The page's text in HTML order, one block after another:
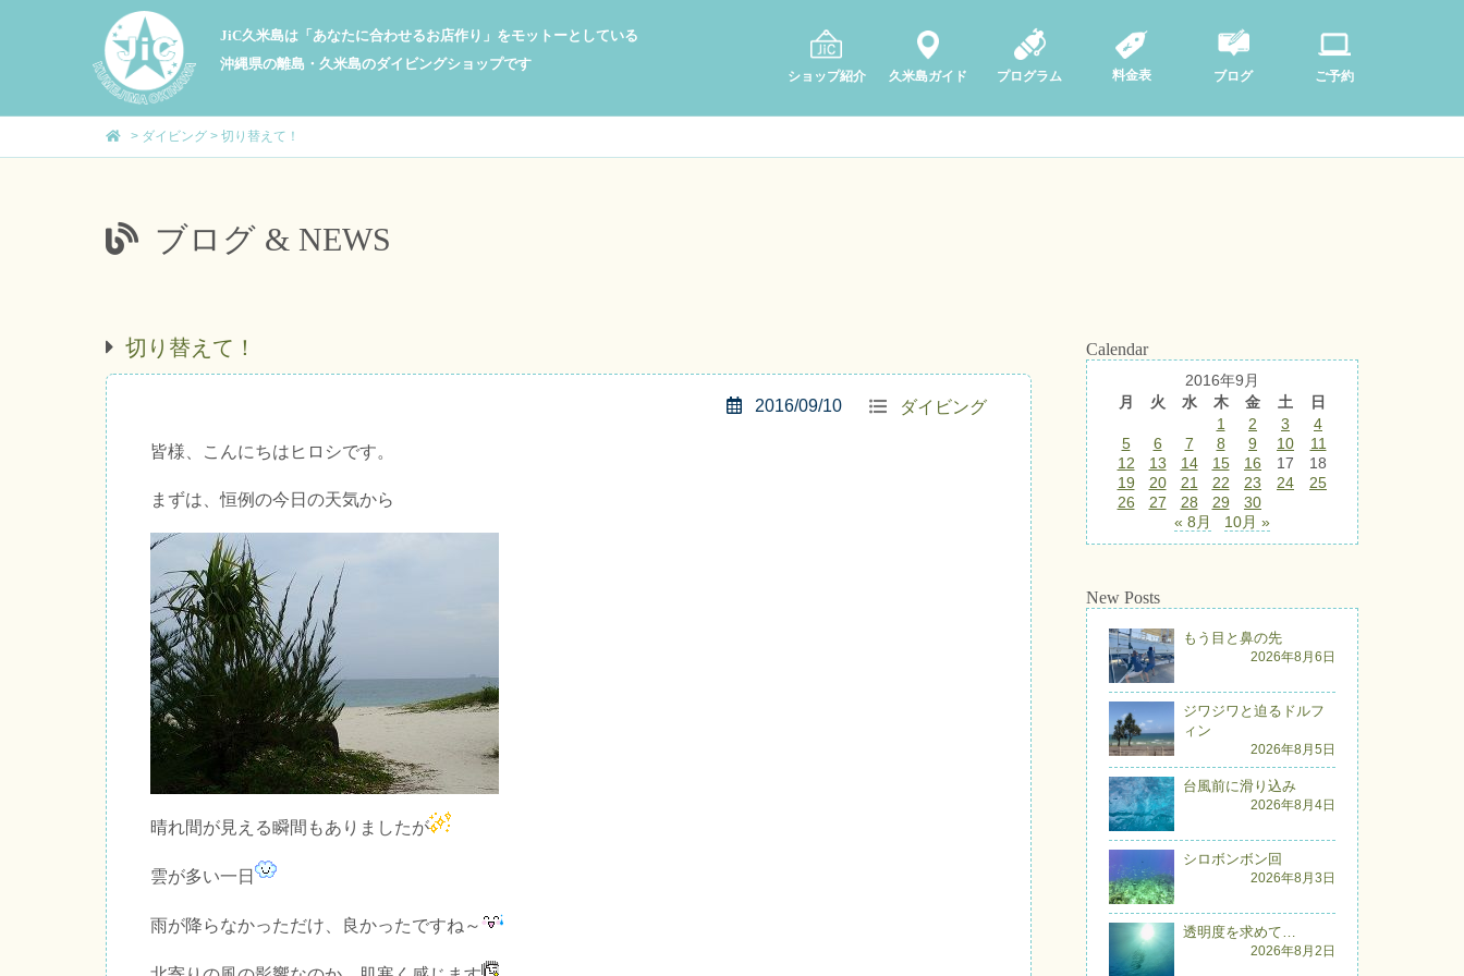
JiC久米島は「あなたに合わせるお店作り」をモットーとしている
沖縄県の離島・久米島のダイビングショップです
ショップ紹介 久米島ガイド プログラム 料金表 ブログ ご予約
> ダイビング > 切り替えて！
ブログ & NEWS
切り替えて！
ダイビング
2016/09/10
皆様、こんにちはヒロシです。
まずは、恒例の今日の天気から
晴れ間が見える瞬間もありましたが
雲が多い一日
雨が降らなかっただけ、良かったですね～
Calendar
2016年9月
月
火 水 木 金 土
日
1
2 3
4
5
6 7 8 9 10
11
12
13 14 15 16 17
18
19
20 21 22 23 24
25
26
27 28 29
30
« 8月
10月 »
New Posts
もう目と鼻の先
2026年8月6日
ジワジワと迫るドルフ
ィン
2026年8月5日
台風前に滑り込み
2026年8月4日
シロボンボン回
2026年8月3日
透明度を求めて…
2026年8月2日